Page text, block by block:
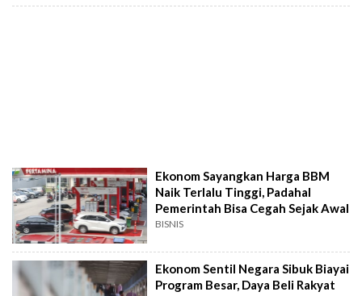
Ekonom Sayangkan Harga BBM
Naik Terlalu Tinggi, Padahal
Pemerintah Bisa Cegah Sejak Awal
BISNIS
Ekonom Sentil Negara Sibuk Biayai
Program Besar, Daya Beli Rakyat